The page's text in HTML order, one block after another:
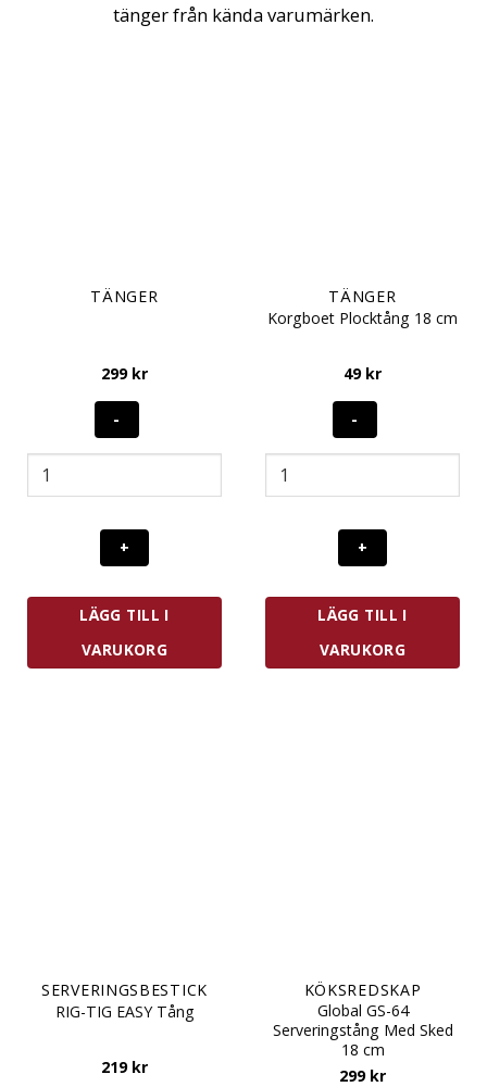
tänger från kända varumärken.
TÄNGER
299 kr
LÄGG TILL I
VARUKORG
TÄNGER
Korgboet Plocktång 18 cm
49 kr
Plocktång
LÄGG TILL I
VARUKORG
SERVERINGSBESTICK
RIG-TIG EASY Tång
219 kr
KÖKSREDSKAP
Global GS-64
Serveringstång Med Sked
18 cm
299 kr